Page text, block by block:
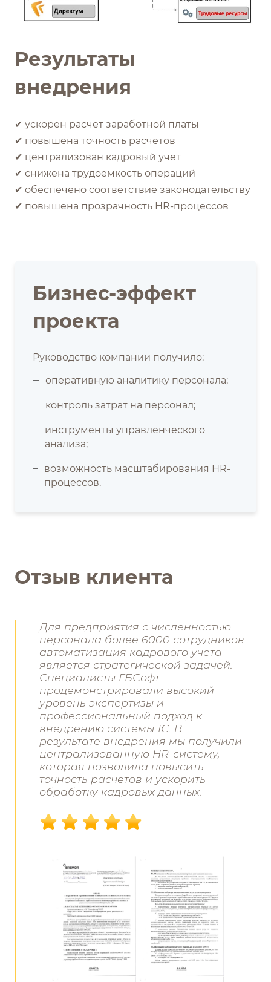
Результаты
внедрения
✔ ускорен расчет заработной платы
✔ повышена точность расчетов
✔ централизован кадровый учет
✔ снижена трудоемкость операций
✔ обеспечено соответствие законодательству
✔ повышена прозрачность HR-процессов
Бизнес-эффект
проекта
Руководство компании получило:
оперативную аналитику персонала;
контроль затрат на персонал;
инструменты управленческого
анализа;
возможность масштабирования HR-
процессов.
Отзыв клиента
Для предприятия с численностью
персонала более 6000 сотрудников
автоматизация кадрового учета
является стратегической задачей.
Специалисты ГБСофт
продемонстрировали высокий
уровень экспертизы и
профессиональный подход к
внедрению системы 1С. В
результате внедрения мы получили
централизованную HR-систему,
которая позволила повысить
точность расчетов и ускорить
обработку кадровых данных.